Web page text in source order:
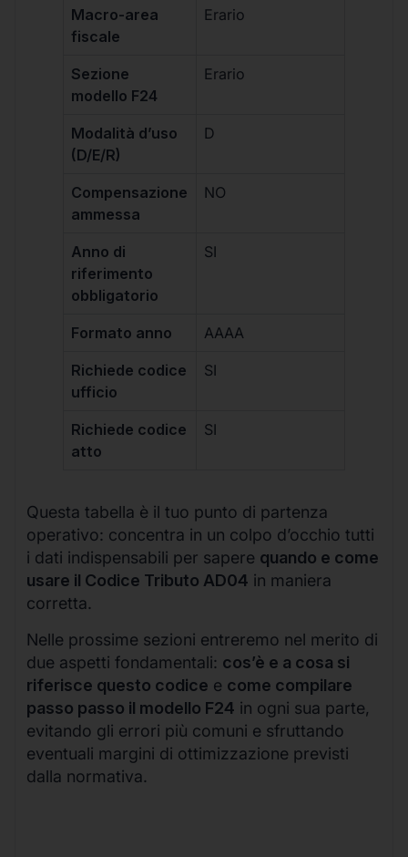
Macro-area
fiscale
Erario
Sezione
modello F24
Erario
Modalità d’uso
(D/E/R)
D
Compensazione
ammessa
NO
Anno di
riferimento
obbligatorio
SI
Formato anno AAAA
Richiede codice
ufficio
SI
Richiede codice
atto
SI
Questa tabella è il tuo punto di partenza
operativo: concentra in un colpo d’occhio tutti
i dati indispensabili per sapere quando e come
usare il Codice Tributo AD04 in maniera
corretta.
Nelle prossime sezioni entreremo nel merito di
due aspetti fondamentali: cos’è e a cosa si
riferisce questo codice e come compilare
passo passo il modello F24 in ogni sua parte,
evitando gli errori più comuni e sfruttando
eventuali margini di ottimizzazione previsti
dalla normativa.